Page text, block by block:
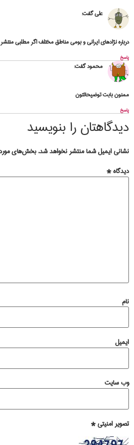
علیگفت:
درباره نژادهای ایرانی و بومی مناطق مختلف اگر مطلبی
پاسخ
محمودگفت:
ممنون بابت توضیحاتتون
پاسخ
دیدگاهتان را بنویسید
نشانی ایمیل شما منتشر نخواهد شد. بخش‌های
دیدگاه*
نام
ایمیل
وب‌ سایت
تصویر امنیتی*